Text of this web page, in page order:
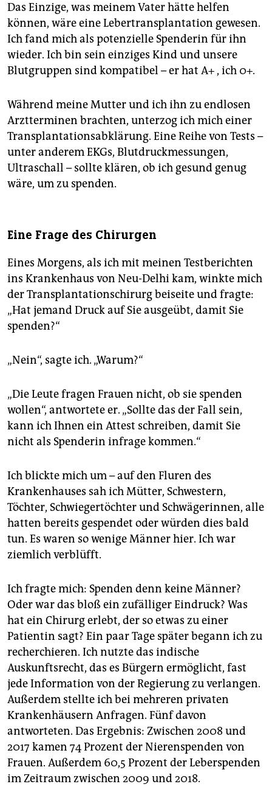
Das Einzige, was meinem Vater hätte helfen
können, wäre eine Lebertransplantation gewesen.
Ich fand mich als potenzielle Spenderin für ihn
wieder. Ich bin sein einziges Kind und unsere
Blutgruppen sind kompatibel – er hat A+ , ich 0+.
Während meine Mutter und ich ihn zu endlosen
Arztterminen brachten, unterzog ich mich einer
Transplantationsabklärung. Eine Reihe von Tests –
unter anderem EKGs, Blutdruckmessungen,
Ultraschall – sollte klären, ob ich gesund genug
wäre, um zu spenden.
Eine Frage des Chirurgen
Eines Morgens, als ich mit meinen Testberichten
ins Krankenhaus von Neu-Delhi kam, winkte mich
der Transplantationschirurg beiseite und fragte:
„Hat jemand Druck auf Sie ausgeübt, damit Sie
spenden?“
„Nein“, sagte ich. „Warum?“
„Die Leute fragen Frauen nicht, ob sie spenden
wollen“, antwortete er. „Sollte das der Fall sein,
kann ich Ihnen ein Attest schreiben, damit Sie
nicht als Spenderin infrage kommen.“
Ich blickte mich um – auf den Fluren des
Krankenhauses sah ich Mütter, Schwestern,
Töchter, Schwiegertöchter und Schwägerinnen, alle
hatten bereits gespendet oder würden dies bald
tun. Es waren so wenige Männer hier. Ich war
ziemlich verblüfft.
Ich fragte mich: Spenden denn keine Männer?
Oder war das bloß ein zufälliger Eindruck? Was
hat ein Chirurg erlebt, der so etwas zu einer
Patientin sagt? Ein paar Tage später begann ich zu
recherchieren. Ich nutzte das indische
Auskunftsrecht, das es Bürgern ermöglicht, fast
jede Information von der Regierung zu verlangen.
Außerdem stellte ich bei mehreren privaten
Krankenhäusern Anfragen. Fünf davon
antworteten. Das Ergebnis: Zwischen 2008 und
2017 kamen 74 Prozent der Nierenspenden von
Frauen. Außerdem 60,5 Prozent der Leberspenden
im Zeitraum zwischen 2009 und 2018.